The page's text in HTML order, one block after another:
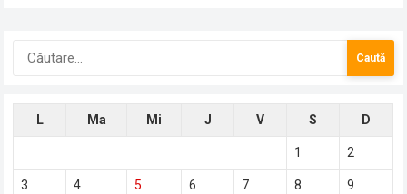
Caută
L Ma Mi J V S D
1 2
3 4 5 6 7 8 9